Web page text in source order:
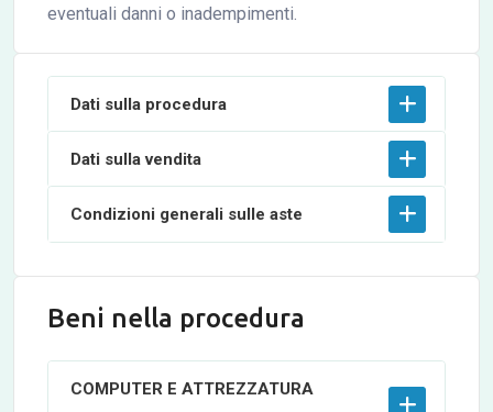
eventuali danni o inadempimenti.
Dati sulla procedura
Dati sulla vendita
Condizioni generali sulle aste
Beni nella procedura
COMPUTER E ATTREZZATURA